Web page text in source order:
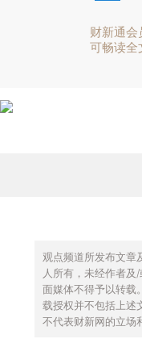
财新通会
可畅读全
观点频道所发布文章
人所有，未经作者
面媒体不得予以转载
载授权并不包括上述
不代表财新网的立场